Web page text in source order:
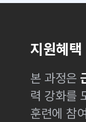
지원혜택
본 과정은
력 강화를
훈련에 참